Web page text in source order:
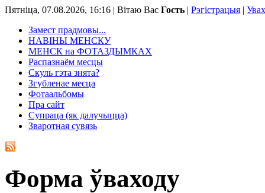
Пятніца, 07.08.2026, 16:16 | Вітаю Вас Гость | Рэгістрацыя |
Замест прадмовы...
НАВІНЫ МЕНСКУ
МЕНСК на ФОТАЗДЫМКАХ
Распазнаём месцы
Скуль гэта знята?
Згубленае месца
Фотаальбомы
Пра сайт
Супраца (як далучыцца)
Зваротная сувязь
Форма ўваходу